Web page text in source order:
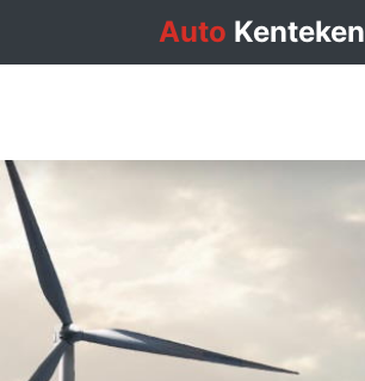
Auto Kenteken